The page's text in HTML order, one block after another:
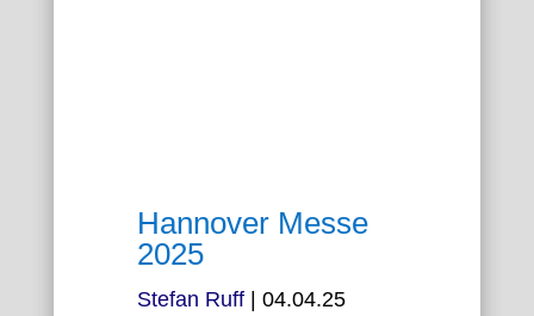
Hannover Messe
2025
Stefan Ruff
04.04.25